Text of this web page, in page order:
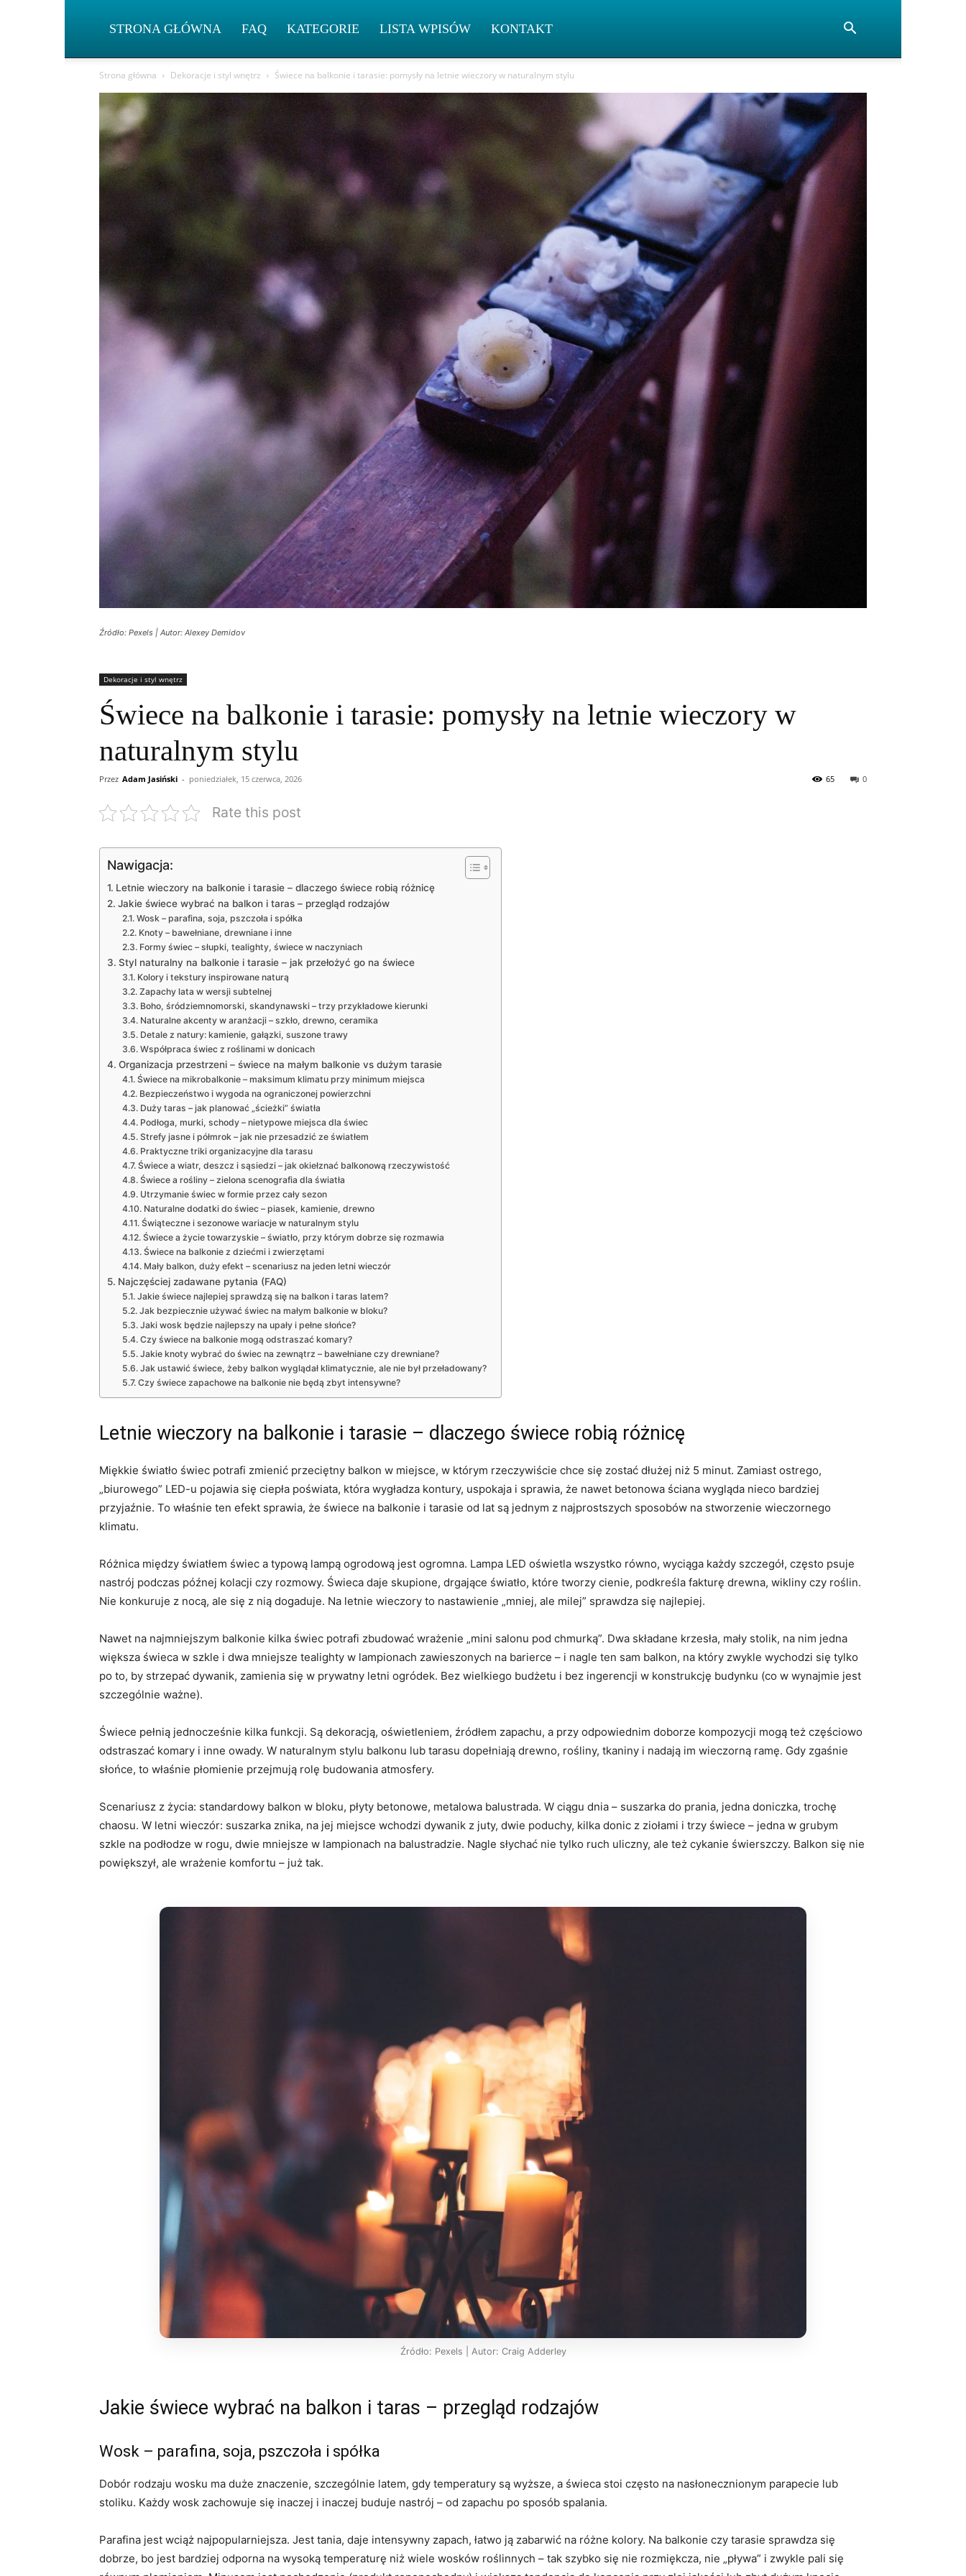
STRONA GŁÓWNA FAQ KATEGORIE LISTA WPISÓW KONTAKT
Strona główna Dekoracje i styl wnętrz Świece na balkonie i tarasie: pomysły na letnie wieczory w naturalnym stylu
Źródło: Pexels | Autor: Alexey Demidov
Dekoracje i styl wnętrz
Świece na balkonie i tarasie: pomysły na letnie wieczory w
naturalnym stylu
Przez Adam Jasiński - poniedziałek, 15 czerwca, 2026 0
65
Rate this post
Nawigacja:
Letnie wieczory na balkonie i tarasie – dlaczego świece robią różnicę
Jakie świece wybrać na balkon i taras – przegląd rodzajów
Wosk – parafina, soja, pszczoła i spółka
Knoty – bawełniane, drewniane i inne
Formy świec – słupki, tealighty, świece w naczyniach
Styl naturalny na balkonie i tarasie – jak przełożyć go na świece
Kolory i tekstury inspirowane naturą
Zapachy lata w wersji subtelnej
Boho, śródziemnomorski, skandynawski – trzy przykładowe kierunki
Naturalne akcenty w aranżacji – szkło, drewno, ceramika
Detale z natury: kamienie, gałązki, suszone trawy
Współpraca świec z roślinami w donicach
Organizacja przestrzeni – świece na małym balkonie vs dużym tarasie
Świece na mikrobalkonie – maksimum klimatu przy minimum miejsca
Bezpieczeństwo i wygoda na ograniczonej powierzchni
Duży taras – jak planować „ścieżki” światła
Podłoga, murki, schody – nietypowe miejsca dla świec
Strefy jasne i półmrok – jak nie przesadzić ze światłem
Praktyczne triki organizacyjne dla tarasu
Świece a wiatr, deszcz i sąsiedzi – jak okiełznać balkonową rzeczywistość
Świece a rośliny – zielona scenografia dla światła
Utrzymanie świec w formie przez cały sezon
Naturalne dodatki do świec – piasek, kamienie, drewno
Świąteczne i sezonowe wariacje w naturalnym stylu
Świece a życie towarzyskie – światło, przy którym dobrze się rozmawia
Świece na balkonie z dziećmi i zwierzętami
Mały balkon, duży efekt – scenariusz na jeden letni wieczór
Najczęściej zadawane pytania (FAQ)
Jakie świece najlepiej sprawdzą się na balkon i taras latem?
Jak bezpiecznie używać świec na małym balkonie w bloku?
Jaki wosk będzie najlepszy na upały i pełne słońce?
Czy świece na balkonie mogą odstraszać komary?
Jakie knoty wybrać do świec na zewnątrz – bawełniane czy drewniane?
Jak ustawić świece, żeby balkon wyglądał klimatycznie, ale nie był przeładowany?
Czy świece zapachowe na balkonie nie będą zbyt intensywne?
Letnie wieczory na balkonie i tarasie – dlaczego świece robią różnicę
Miękkie światło świec potrafi zmienić przeciętny balkon w miejsce, w którym rzeczywiście chce się zostać dłużej niż 5 minut. Zamiast ostrego,
„biurowego” LED-u pojawia się ciepła poświata, która wygładza kontury, uspokaja i sprawia, że nawet betonowa ściana wygląda nieco bardziej
przyjaźnie. To właśnie ten efekt sprawia, że świece na balkonie i tarasie od lat są jednym z najprostszych sposobów na stworzenie wieczornego
klimatu.
Różnica między światłem świec a typową lampą ogrodową jest ogromna. Lampa LED oświetla wszystko równo, wyciąga każdy szczegół, często psuje
nastrój podczas późnej kolacji czy rozmowy. Świeca daje skupione, drgające światło, które tworzy cienie, podkreśla fakturę drewna, wikliny czy roślin.
Nie konkuruje z nocą, ale się z nią dogaduje. Na letnie wieczory to nastawienie „mniej, ale milej” sprawdza się najlepiej.
Nawet na najmniejszym balkonie kilka świec potrafi zbudować wrażenie „mini salonu pod chmurką”. Dwa składane krzesła, mały stolik, na nim jedna
większa świeca w szkle i dwa mniejsze tealighty w lampionach zawieszonych na barierce – i nagle ten sam balkon, na który zwykle wychodzi się tylko
po to, by strzepać dywanik, zamienia się w prywatny letni ogródek. Bez wielkiego budżetu i bez ingerencji w konstrukcję budynku (co w wynajmie jest
szczególnie ważne).
Świece pełnią jednocześnie kilka funkcji. Są dekoracją, oświetleniem, źródłem zapachu, a przy odpowiednim doborze kompozycji mogą też częściowo
odstraszać komary i inne owady. W naturalnym stylu balkonu lub tarasu dopełniają drewno, rośliny, tkaniny i nadają im wieczorną ramę. Gdy zgaśnie
słońce, to właśnie płomienie przejmują rolę budowania atmosfery.
Scenariusz z życia: standardowy balkon w bloku, płyty betonowe, metalowa balustrada. W ciągu dnia – suszarka do prania, jedna doniczka, trochę
chaosu. W letni wieczór: suszarka znika, na jej miejsce wchodzi dywanik z juty, dwie poduchy, kilka donic z ziołami i trzy świece – jedna w grubym
szkle na podłodze w rogu, dwie mniejsze w lampionach na balustradzie. Nagle słychać nie tylko ruch uliczny, ale też cykanie świerszczy. Balkon się nie
powiększył, ale wrażenie komfortu – już tak.
Źródło: Pexels | Autor: Craig Adderley
Jakie świece wybrać na balkon i taras – przegląd rodzajów
Wosk – parafina, soja, pszczoła i spółka
Dobór rodzaju wosku ma duże znaczenie, szczególnie latem, gdy temperatury są wyższe, a świeca stoi często na nasłonecznionym parapecie lub
stoliku. Każdy wosk zachowuje się inaczej i inaczej buduje nastrój – od zapachu po sposób spalania.
Parafina jest wciąż najpopularniejsza. Jest tania, daje intensywny zapach, łatwo ją zabarwić na różne kolory. Na balkonie czy tarasie sprawdza się
dobrze, bo jest bardziej odporna na wysoką temperaturę niż wiele wosków roślinnych – tak szybko się nie rozmiękcza, nie „pływa” i zwykle pali się